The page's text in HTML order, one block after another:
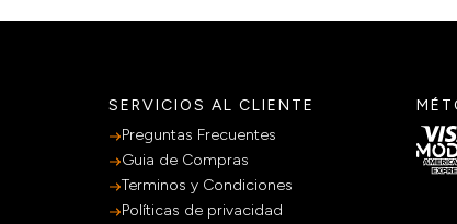
SERVICIOS AL CLIENTE
Preguntas Frecuentes
Guia de Compras
Terminos y Condiciones
Políticas de privacidad